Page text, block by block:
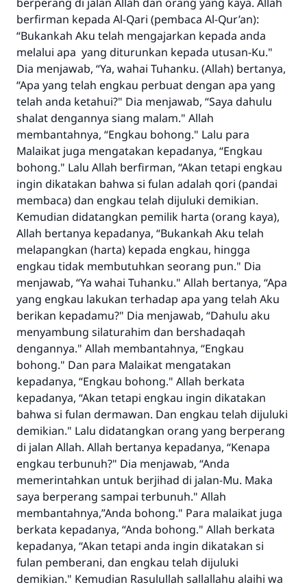
berfirman kepada Al-Qari (pembaca Al-Qur’an):
“Bukankah Aku telah mengajarkan kepada anda
melalui apa yang diturunkan kepada utusan-Ku."
Dia menjawab, “Ya, wahai Tuhanku. (Allah) bertanya,
“Apa yang telah engkau perbuat dengan apa yang
telah anda ketahui?" Dia menjawab, “Saya dahulu
shalat dengannya siang malam." Allah
membantahnya, “Engkau bohong." Lalu para
Malaikat juga mengatakan kepadanya, “Engkau
bohong." Lalu Allah berfirman, “Akan tetapi engkau
ingin dikatakan bahwa si fulan adalah qori (pandai
membaca) dan engkau telah dijuluki demikian.
Kemudian didatangkan pemilik harta (orang kaya),
Allah bertanya kepadanya, “Bukankah Aku telah
melapangkan (harta) kepada engkau, hingga
engkau tidak membutuhkan seorang pun." Dia
menjawab, “Ya wahai Tuhanku." Allah bertanya, “Apa
yang engkau lakukan terhadap apa yang telah Aku
berikan kepadamu?" Dia menjawab, “Dahulu aku
menyambung silaturahim dan bershadaqah
dengannya." Allah membantahnya, “Engkau
bohong." Dan para Malaikat mengatakan
kepadanya, “Engkau bohong." Allah berkata
kepadanya, “Akan tetapi engkau ingin dikatakan
bahwa si fulan dermawan. Dan engkau telah dijuluki
demikian." Lalu didatangkan orang yang berperang
di jalan Allah. Allah bertanya kepadanya, “Kenapa
engkau terbunuh?" Dia menjawab, “Anda
memerintahkan untuk berjihad di jalan-Mu. Maka
saya berperang sampai terbunuh." Allah
membantahnya,”Anda bohong." Para malaikat juga
berkata kepadanya, “Anda bohong." Allah berkata
kepadanya, “Akan tetapi anda ingin dikatakan si
fulan pemberani, dan engkau telah dijuluki
demikian." Kemudian Rasulullah sallallahu alaihi wa
Jawaban no. 110845
menyelamatkan pernikahan.
Bantu kami dalam memberikan jawaban untuk umat
Rasulullah ﷺ bersabda
"Siapa yang menunjukkan suatu kebaikan,
meka dia akan mendapatkan pahala yang
sama dengan orang yang melakukannya"
MUSLIM, 1893
Saham